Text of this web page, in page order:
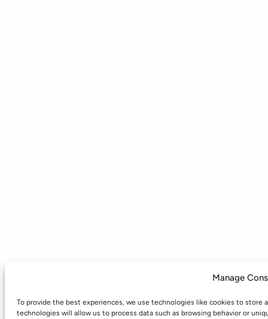
Manage
To provide the best experiences, we use technologies like cookies to
technologies will allow us to process data such as browsing behavior or